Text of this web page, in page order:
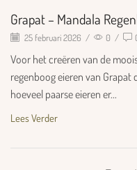
Grapat – Mandala
25 februari 2026 / 0 /
Voor het creëren van de
regenboog eieren van
hoeveel paarse eieren er...
Lees Verder